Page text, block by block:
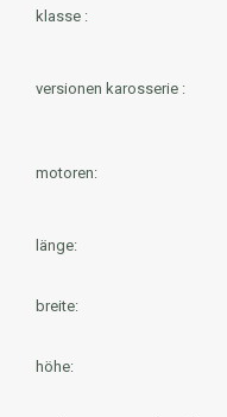
klasse :
versionen karosserie :
motoren:
länge:
breite:
höhe: